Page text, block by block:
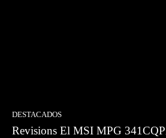
DESTACADOS
Revisions El MSI MPG